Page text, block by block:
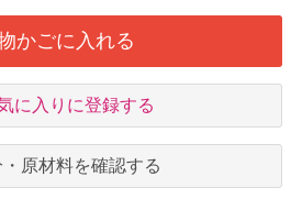
かごに入れる
に入りに登録する
原材料を確認する